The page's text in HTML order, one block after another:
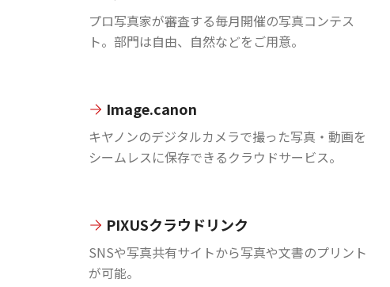
プロ写真家が審査する毎月開催の写真コンテス
ト。部門は自由、自然などをご用意。
Image.canon
キヤノンのデジタルカメラで撮った写真・動画を
シームレスに保存できるクラウドサービス。
PIXUSクラウドリンク
SNSや写真共有サイトから写真や文書のプリント
が可能。